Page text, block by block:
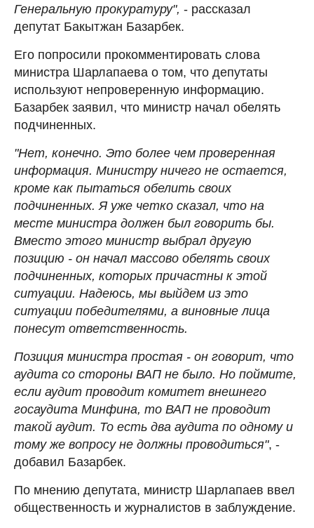
Генеральную прокуратуру", - рассказал
депутат Бакытжан Базарбек.
Его попросили прокомментировать слова
министра Шарлапаева о том, что депутаты
используют непроверенную информацию.
Базарбек заявил, что министр начал обелять
подчиненных.
"Нет, конечно. Это более чем проверенная
информация. Министру ничего не остается,
кроме как пытаться обелить своих
подчиненных. Я уже четко сказал, что на
месте министра должен был говорить бы.
Вместо этого министр выбрал другую
позицию - он начал массово обелять своих
подчиненных, которых причастны к этой
ситуации. Надеюсь, мы выйдем из это
ситуации победителями, а виновные лица
понесут ответственность.
Позиция министра простая - он говорит, что
аудита со стороны ВАП не было. Но поймите,
если аудит проводит комитет внешнего
госаудита Минфина, то ВАП не проводит
такой аудит. То есть два аудита по одному и
тому же вопросу не должны проводиться", -
добавил Базарбек.
По мнению депутата, министр Шарлапаев ввел
общественность и журналистов в заблуждение.